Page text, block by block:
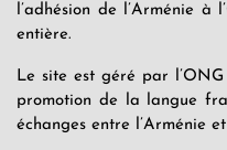
l’adhésion de l’Arménie
entière.
Le site est géré par
promotion de la langue
échanges entre l’Arménie